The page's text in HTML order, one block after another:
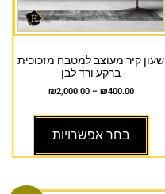
שעון קיר מעוצב למטבח מזכוכית
ברקע ורד לבן
₪400.00
–
₪2,000.00
בחר אפשרויות